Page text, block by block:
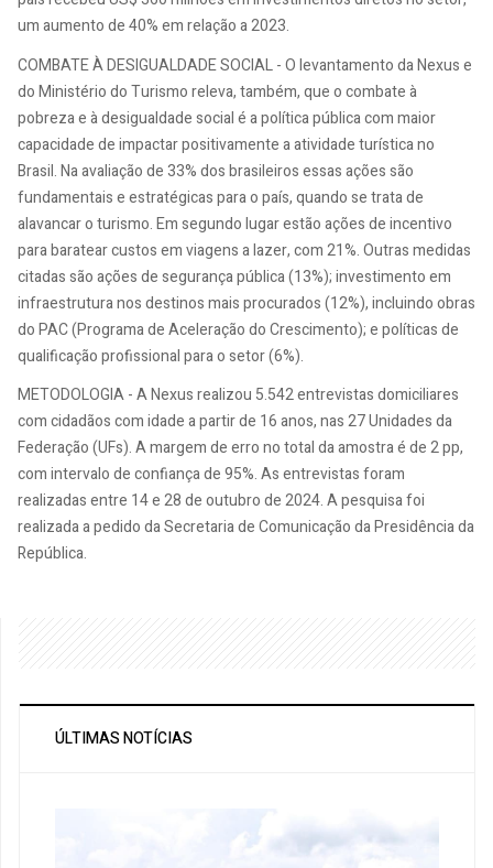
um aumento de 40% em relação a 2023.
COMBATE À DESIGUALDADE SOCIAL - O levantamento da Nexus e
do Ministério do Turismo releva, também, que o combate à
pobreza e à desigualdade social é a política pública com maior
capacidade de impactar positivamente a atividade turística no
Brasil. Na avaliação de 33% dos brasileiros essas ações são
fundamentais e estratégicas para o país, quando se trata de
alavancar o turismo. Em segundo lugar estão ações de incentivo
para baratear custos em viagens a lazer, com 21%. Outras medidas
citadas são ações de segurança pública (13%); investimento em
infraestrutura nos destinos mais procurados (12%), incluindo obras
do PAC (Programa de Aceleração do Crescimento); e políticas de
qualificação profissional para o setor (6%).
METODOLOGIA - A Nexus realizou 5.542 entrevistas domiciliares
com cidadãos com idade a partir de 16 anos, nas 27 Unidades da
Federação (UFs). A margem de erro no total da amostra é de 2 pp,
com intervalo de confiança de 95%. As entrevistas foram
realizadas entre 14 e 28 de outubro de 2024. A pesquisa foi
realizada a pedido da Secretaria de Comunicação da Presidência da
República.
ÚLTIMAS NOTÍCIAS